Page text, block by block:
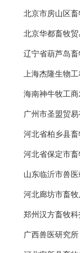
北京市房山区
北京华都畜牧
辽宁省葫芦岛
上海杰隆生物
海南神牛牧工
广州市圣盟贸
河北省柏乡县
河北省保定市
山东临沂市兽
河北廊坊市畜
郑州汉方畜牧
广西兽医研究所